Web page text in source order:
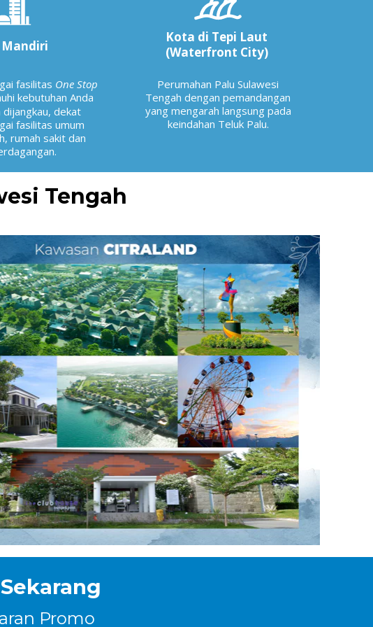
fasilitas One Stop
kebutuhan Anda
Kota di Tepi Laut
(Waterfront City)
Perumahan Palu Sulawesi
Tengah dengan pemandangan
yang mengarah langsung pada
keindahan Teluk Palu.
dijangkau, dekat
fasilitas umum
rumah sakit dan
Tengah
Promo